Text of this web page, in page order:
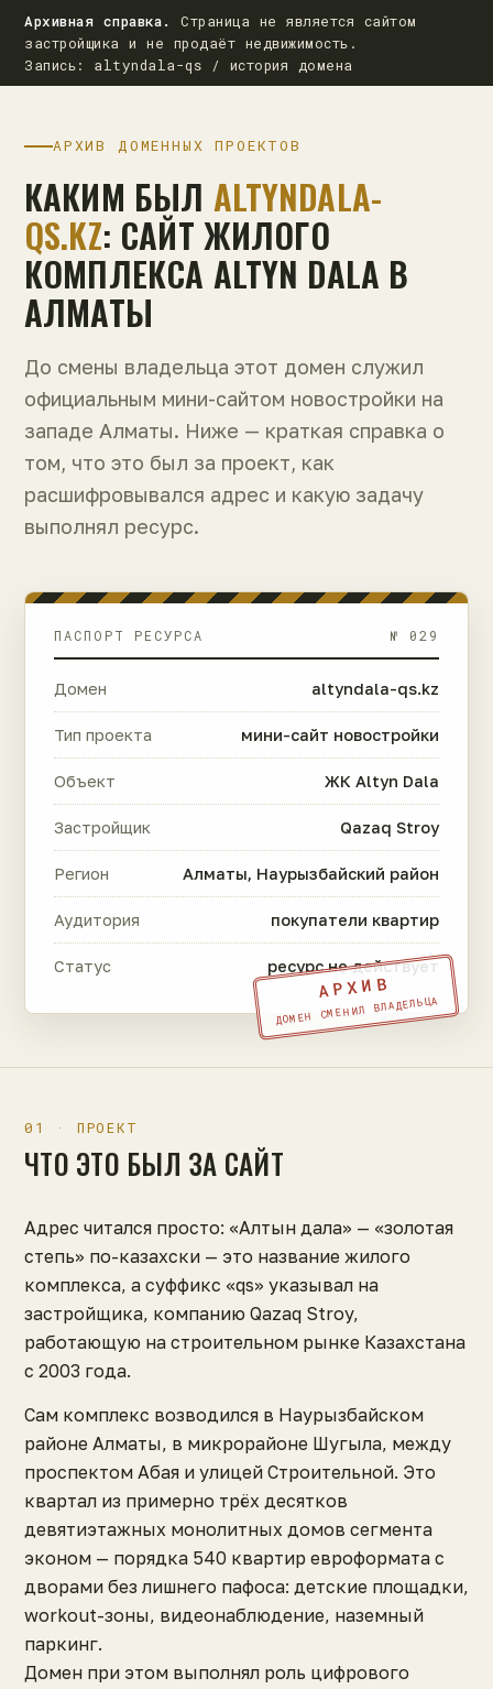
Архивная справка.
Страница не является сайтом
застройщика и не продаёт недвижимость.
Запись: altyndala-qs / история домена
АРХИВ ДОМЕННЫХ ПРОЕКТОВ
КАКИМ БЫЛ ALTYNDALA-
QS.KZ: САЙТ ЖИЛОГО
КОМПЛЕКСА ALTYN DALA В
АЛМАТЫ
До смены владельца этот домен служил
официальным мини-сайтом новостройки на
западе Алматы. Ниже — краткая справка о
том, что это был за проект, как
расшифровывался адрес и какую задачу
выполнял ресурс.
ПАСПОРТ РЕСУРСА № 029
Домен altyndala-qs.kz
Тип проекта мини-сайт новостройки
Объект ЖК Altyn Dala
Застройщик Qazaq Stroy
Регион Алматы, Наурызбайский район
Аудитория покупатели квартир
Статус ресурс не действует
АРХИВ
ДОМЕН СМЕНИЛ ВЛАДЕЛЬЦА
01 · ПРОЕКТ
ЧТО ЭТО БЫЛ ЗА САЙТ
Адрес читался просто: «Алтын дала» — «золотая
степь» по-казахски — это название жилого
комплекса, а суффикс «qs» указывал на
застройщика, компанию Qazaq Stroy,
работающую на строительном рынке Казахстана
с 2003 года.
Сам комплекс возводился в Наурызбайском
районе Алматы, в микрорайоне Шугыла, между
проспектом Абая и улицей Строительной. Это
квартал из примерно трёх десятков
девятиэтажных монолитных домов сегмента
эконом — порядка 540 квартир евроформата с
дворами без лишнего пафоса: детские площадки,
workout-зоны, видеонаблюдение, наземный
паркинг.
Домен при этом выполнял роль цифрового